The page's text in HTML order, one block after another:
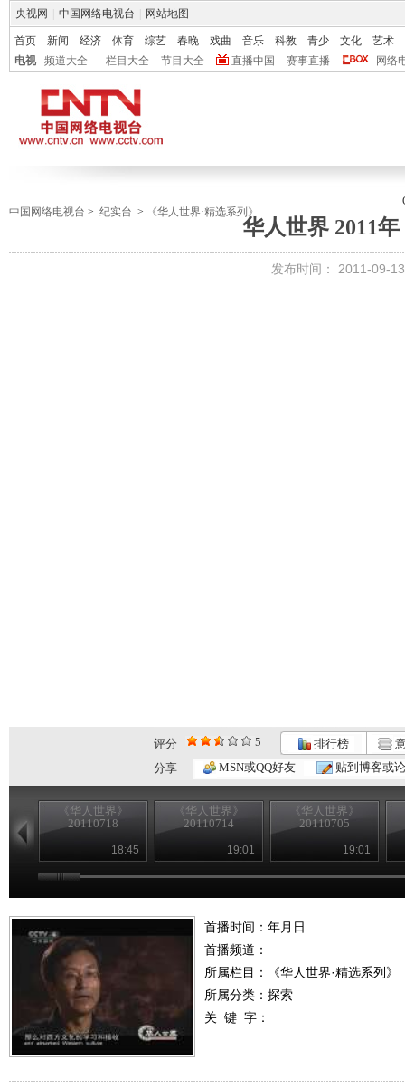
央视网 中国网络电视台 网站地图
首页 新闻 经济 体育 综艺 春晚 戏曲 音乐 科教 青少 文化
艺术
电视
频道大全 栏目大全 节目大全 直播中国 赛事直播 网络
中国网络电视台 > 纪实台 > 《华人世界·精选系列》
华人世界 2011年
发布时间： 2011-09-
评分 5 排行榜
分享
MSN或QQ好友 贴到博客或
《华人世界》
20110718
18:45
《华人世界》
20110714
19:01
《华人世界》
20110705
19:01
首播时间：年月日
首播频道：
所属栏目：
《华人世界·精选系列》
所属分类：探索
关 键 字：